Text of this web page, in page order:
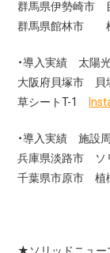
群馬県伊勢崎市
群馬県館林市
・導入実績 太陽
大阪府貝塚市 貝
草シートT-1
・導入実績 施設
兵庫県淡路市 ソ
千葉県市原市 植